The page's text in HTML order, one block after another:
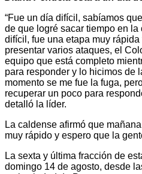
“Fue un día difícil, sabíamos
de que logré sacar tiempo en
difícil, fue una etapa muy
presentar varios ataques, el
equipo que está completo
para responder y lo hicimos de
momento se me fue la fuga,
recuperar un poco para
detalló la líder.
La caldense afirmó que
muy rápido y espero que la
La sexta y última fracción de
domingo 14 de agosto, desde